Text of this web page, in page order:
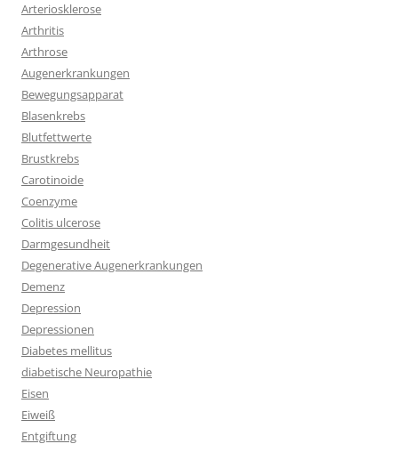
Arteriosklerose
Arthritis
Arthrose
Augenerkrankungen
Bewegungsapparat
Blasenkrebs
Blutfettwerte
Brustkrebs
Carotinoide
Coenzyme
Colitis ulcerose
Darmgesundheit
Degenerative Augenerkrankungen
Demenz
Depression
Depressionen
Diabetes mellitus
diabetische Neuropathie
Eisen
Eiweiß
Entgiftung